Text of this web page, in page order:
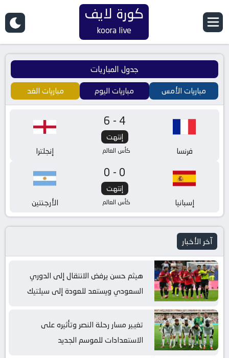
كورة لايف
koora live
جدول المباريات
مباريات الأمس مباريات اليوم مباريات الغد
فرنسا
6-4
إنتهت
كأس العالم إنجلترا
إسبانيا
0-0
إنتهت
كأس العالم الأرجنتين
آخر الأخبار
هيثم حسن يرفض الانتقال إلى الدوري
السعودي ويستعد للعودة إلى سيلتيك
تغيير مسار رحلة النصر وتأثيره على
الاستعدادات للموسم الجديد